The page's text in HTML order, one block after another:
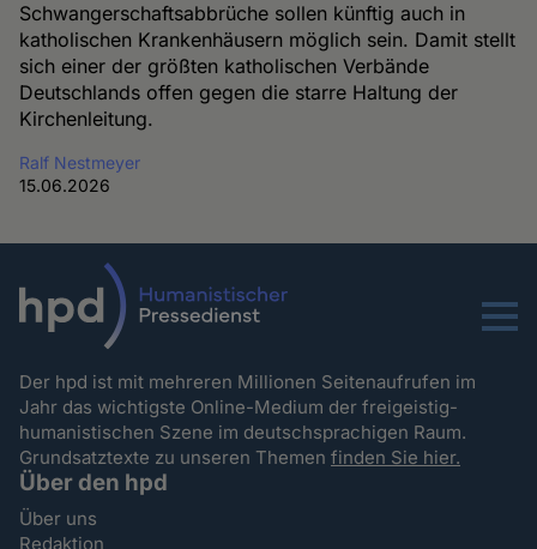
Schwangerschaftsabbrüche sollen künftig auch in
katholischen Krankenhäusern möglich sein. Damit stellt
sich einer der größten katholischen Verbände
Deutschlands offen gegen die starre Haltung der
Kirchenleitung.
Ralf Nestmeyer
15.06.2026
Menu
Der hpd ist mit mehreren Millionen Seitenaufrufen im
Jahr das wichtigste Online-Medium der freigeistig-
humanistischen Szene im deutschsprachigen Raum.
Grundsatztexte zu unseren Themenfinden Sie hier.
Über den hpd
Über uns
Redaktion